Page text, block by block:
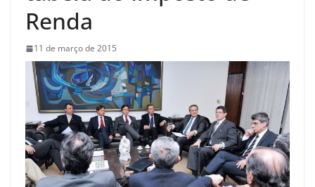
Renda
11 de março de 2015